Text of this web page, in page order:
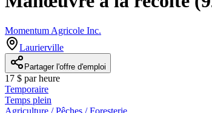
Momentum Agricole Inc.
Laurierville
Partager l'offre d'emploi
17 $ par heure
Temporaire
Temps plein
Agriculture / Pêches / Foresterie